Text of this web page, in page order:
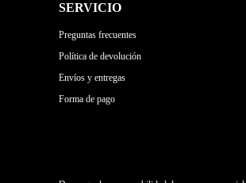
SERVICIO
Preguntas frecuentes
Política de devolución
Envíos y entregas
Forma de pago